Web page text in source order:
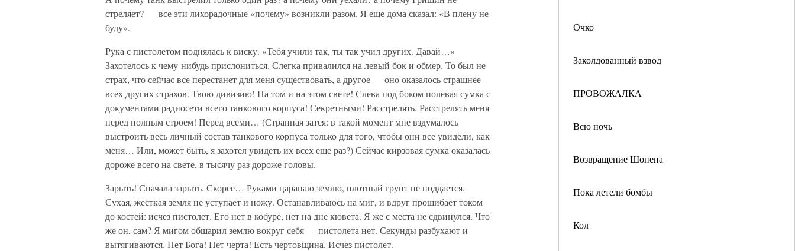
Очко
Заколдованный взвод
ПРОВОЖАЛКА
Всю ночь
Возвращение Шопена
Пока летели бомбы
Кол
стреляет? — все эти лихорадочные «почему» возникли разом. Я еще дома сказал: «В плену не
буду».
Рука с пистолетом поднялась к виску. «Тебя учили так, ты так учил других. Давай…»
Захотелось к чему-нибудь прислониться. Слегка привалился на левый бок и обмер. То был не
страх, что сейчас все перестанет для меня существовать, а другое — оно оказалось страшнее
всех других страхов. Твою дивизию! На том и на этом свете! Слева под боком полевая сумка с
документами радиосети всего танкового корпуса! Секретными! Расстрелять. Расстрелять меня
перед полным строем! Перед всеми… (Странная затея: в такой момент мне вздумалось
выстроить весь личный состав танкового корпуса только для того, чтобы они все увидели, как
меня… Или, может быть, я захотел увидеть их всех еще раз?) Сейчас кирзовая сумка оказалась
дороже всего на свете, в тысячу раз дороже головы.
Зарыть! Сначала зарыть. Скорее… Руками царапаю землю, плотный грунт не поддается.
Сухая, жесткая земля не уступает и ножу. Останавливаюсь на миг, и вдруг прошибает током
до костей: исчез пистолет. Его нет в кобуре, нет на дне кювета. Я же с места не сдвинулся. Что
же он, сам? Я мигом обшарил землю вокруг себя — пистолета нет. Секунды разбухают и
вытягиваются. Нет Бога! Нет черта! Есть чертовщина. Исчез пистолет.